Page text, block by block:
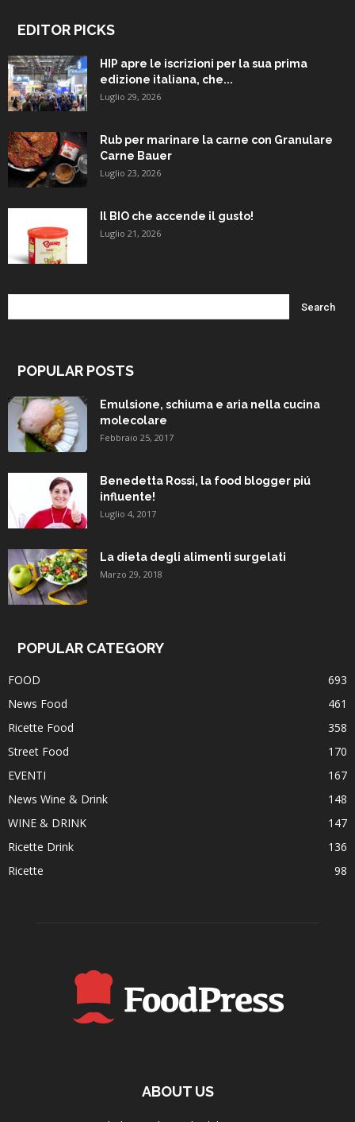
EDITOR PICKS
HIP apre le iscrizioni per la sua prima
edizione italiana, che...
Luglio 29, 2026
Rub per marinare la carne con Granulare
Carne Bauer
Luglio 23, 2026
Il BIO che accende il gusto!
Luglio 21, 2026
POPULAR POSTS
Emulsione, schiuma e aria nella cucina
molecolare
Febbraio 25, 2017
Benedetta Rossi, la food blogger piú
influente!
Luglio 4, 2017
La dieta degli alimenti surgelati
Marzo 29, 2018
POPULAR CATEGORY
FOOD
693
News Food
461
Ricette Food
358
Street Food
170
EVENTI
167
News Wine & Drink
148
WINE & DRINK
147
Ricette Drink
136
Ricette
98
ABOUT US